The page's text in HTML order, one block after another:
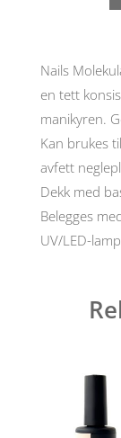
Nails
en tett
manikyren.
Kan brukes
avfett
Dekk med
Belegges
UV/LED-